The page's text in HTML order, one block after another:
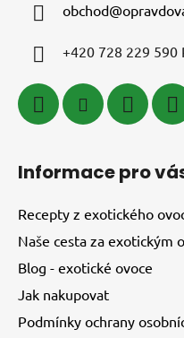
obchod@
+420 728 229 590
Informace pro
Recepty z exotického
Naše cesta za exotickým
Blog - exotické ovoce
Jak nakupovat
Podmínky ochrany